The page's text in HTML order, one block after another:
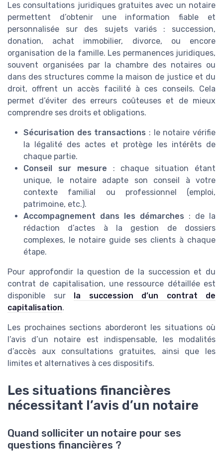
Les consultations juridiques gratuites avec un notaire
permettent d’obtenir une information fiable et
personnalisée sur des sujets variés : succession,
donation, achat immobilier, divorce, ou encore
organisation de la famille. Les permanences juridiques,
souvent organisées par la chambre des notaires ou
dans des structures comme la maison de justice et du
droit, offrent un accès facilité à ces conseils. Cela
permet d’éviter des erreurs coûteuses et de mieux
comprendre ses droits et obligations.
Sécurisation des transactions : le notaire vérifie
la légalité des actes et protège les intérêts de
chaque partie.
Conseil sur mesure : chaque situation étant
unique, le notaire adapte son conseil à votre
contexte familial ou professionnel (emploi,
patrimoine, etc.).
Accompagnement dans les démarches : de la
rédaction d’actes à la gestion de dossiers
complexes, le notaire guide ses clients à chaque
étape.
Pour approfondir la question de la succession et du
contrat de capitalisation, une ressource détaillée est
disponible sur
la succession d’un contrat de
capitalisation.
Les prochaines sections aborderont les situations où
l’avis d’un notaire est indispensable, les modalités
d’accès aux consultations gratuites, ainsi que les
limites et alternatives à ces dispositifs.
Les situations financières
nécessitant l’avis d’un notaire
Quand solliciter un notaire pour ses
questions financières ?